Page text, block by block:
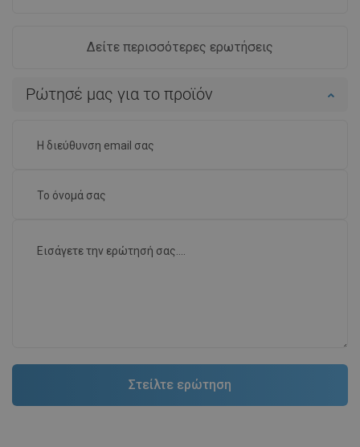
Δείτε περισσότερες ερωτήσεις
Ρώτησέ μας για το προϊόν